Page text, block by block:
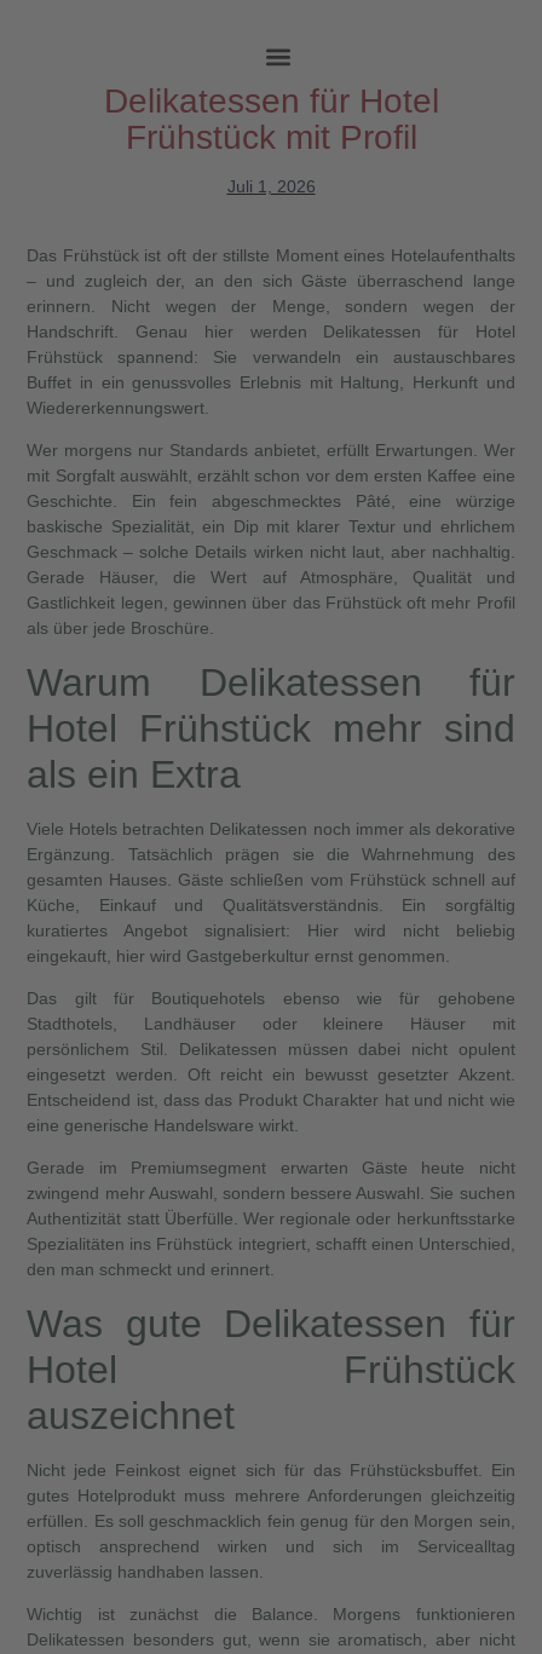
Delikatessen für Hotel
Frühstück mit Profil
Juli 1, 2026
Das Frühstück ist oft der stillste Moment eines Hotelaufenthalts
– und zugleich der, an den sich Gäste überraschend lange
erinnern. Nicht wegen der Menge, sondern wegen der
Handschrift. Genau hier werden Delikatessen für Hotel
Frühstück spannend: Sie verwandeln ein austauschbares
Buffet in ein genussvolles Erlebnis mit Haltung, Herkunft und
Wiedererkennungswert.
Wer morgens nur Standards anbietet, erfüllt Erwartungen. Wer
mit Sorgfalt auswählt, erzählt schon vor dem ersten Kaffee eine
Geschichte. Ein fein abgeschmecktes Pâté, eine würzige
baskische Spezialität, ein Dip mit klarer Textur und ehrlichem
Geschmack – solche Details wirken nicht laut, aber nachhaltig.
Gerade Häuser, die Wert auf Atmosphäre, Qualität und
Gastlichkeit legen, gewinnen über das Frühstück oft mehr Profil
als über jede Broschüre.
Warum Delikatessen für
Hotel Frühstück mehr sind
als ein Extra
Viele Hotels betrachten Delikatessen noch immer als dekorative
Ergänzung. Tatsächlich prägen sie die Wahrnehmung des
gesamten Hauses. Gäste schließen vom Frühstück schnell auf
Küche, Einkauf und Qualitätsverständnis. Ein sorgfältig
kuratiertes Angebot signalisiert: Hier wird nicht beliebig
eingekauft, hier wird Gastgeberkultur ernst genommen.
Das gilt für Boutiquehotels ebenso wie für gehobene
Stadthotels, Landhäuser oder kleinere Häuser mit
persönlichem Stil. Delikatessen müssen dabei nicht opulent
eingesetzt werden. Oft reicht ein bewusst gesetzter Akzent.
Entscheidend ist, dass das Produkt Charakter hat und nicht wie
eine generische Handelsware wirkt.
Gerade im Premiumsegment erwarten Gäste heute nicht
zwingend mehr Auswahl, sondern bessere Auswahl. Sie suchen
Authentizität statt Überfülle. Wer regionale oder herkunftsstarke
Spezialitäten ins Frühstück integriert, schafft einen Unterschied,
den man schmeckt und erinnert.
Was gute Delikatessen für
Hotel Frühstück
auszeichnet
Nicht jede Feinkost eignet sich für das Frühstücksbuffet. Ein
gutes Hotelprodukt muss mehrere Anforderungen gleichzeitig
erfüllen. Es soll geschmacklich fein genug für den Morgen sein,
optisch ansprechend wirken und sich im Servicealltag
zuverlässig handhaben lassen.
Wichtig ist zunächst die Balance. Morgens funktionieren
Delikatessen besonders gut, wenn sie aromatisch, aber nicht